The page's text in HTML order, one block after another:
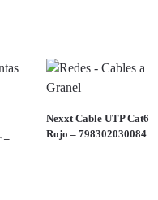
–
Nexxt Cable UTP Cat6 –
Rojo – 798302030084